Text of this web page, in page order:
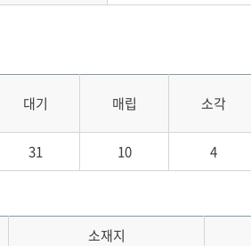
대기 매립 소각
31 10 4
소재지